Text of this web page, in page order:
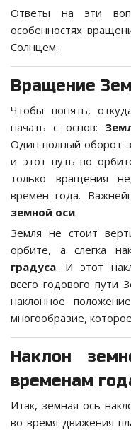
Ответы на эти
особенностях
Солнцем.
Вращение
Чтобы понять,
начать с основ:
Один полный оборот
и этот путь по
только вращения
времён года.
земной оси.
Земля не стоит
орбите, а слегка
градуса. И этот
всего годового пути
наклонное
многообразие,
Наклон
временам
Итак, земная ось
во время движения